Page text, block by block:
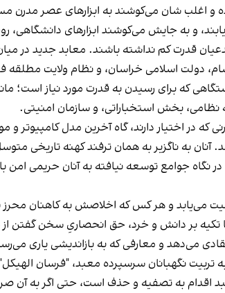
و اغلب شان می‌کوشند به ابزارهای عصر
و به جایش می‌کوشند ابزارهای
قدرت کم نداشته باشند. معابد جدید در
دولت اسلامی خراسان، و نظام ولایت
که برای رسیدن به قدرت مورد نیاز است؛
بخش استخباراتی، و سازمان امنیتی.
که در اختیار دارند، گاه آخرین مدل کامپیوتر
آنان به ناگزیر به همان ترفند کهنه
جوامع توسعه نیافته به آنان حریمی امن با
می‌یابد و هر کس که اخلاصش به کاهنان محرز
بر دانش و خرد، حق انحصاریِ سخن گفتن
می‌دهد و معارفی که به بازاندیشی یاری
تربیت نگهبانان سرسپرده معبد، "فرسان
اقدام به تصفیه و حذف است، حتی اگر به آن